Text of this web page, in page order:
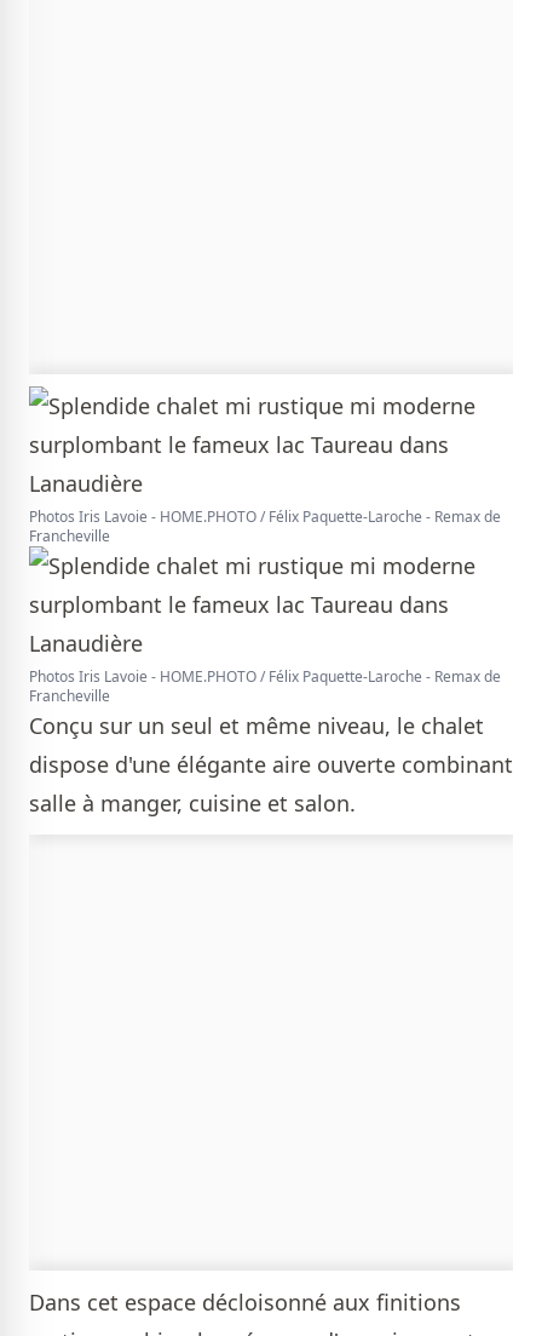
Photos Iris Lavoie - HOME.PHOTO / Félix Paquette-Laroche - Remax de
Francheville
Photos Iris Lavoie - HOME.PHOTO / Félix Paquette-Laroche - Remax de
Francheville
Conçu sur un seul et même niveau, le chalet
dispose d'une élégante aire ouverte combinant
salle à manger, cuisine et salon.
Dans cet espace décloisonné aux finitions